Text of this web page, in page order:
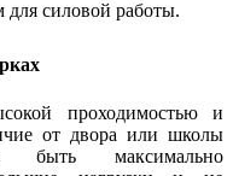
силовой работы.
проходимостью и
от двора или школы
быть максимально